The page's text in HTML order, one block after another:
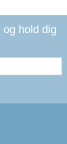
hold dig